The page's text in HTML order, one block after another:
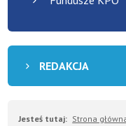
REDAKCJA
Jesteś tutaj: Strona